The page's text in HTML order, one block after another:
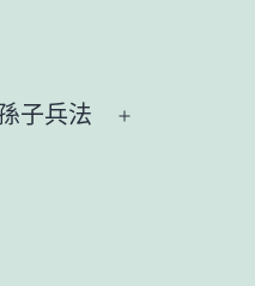
子兵法
開